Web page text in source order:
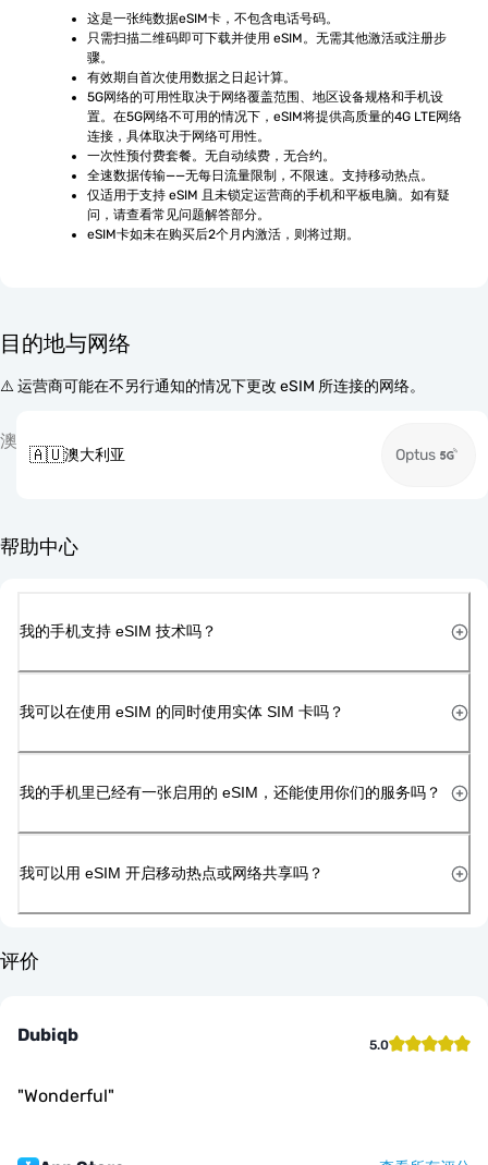
这是一张纯数据eSIM卡，不包含电话号码。
只需扫描二维码即可下载并使用 eSIM。无需其他激活或注册步
骤。
有效期自首次使用数据之日起计算。
5G网络的可用性取决于网络覆盖范围、地区设备规格和手机设
置。在5G网络不可用的情况下，eSIM将提供高质量的4G LTE网络
连接，具体取决于网络可用性。
一次性预付费套餐。无自动续费，无合约。
全速数据传输——无每日流量限制，不限速。支持移动热点。
仅适用于支持 eSIM 且未锁定运营商的手机和平板电脑。如有疑
问，请查看常见问题解答部分。
eSIM卡如未在购买后2个月内激活，则将过期。
目的地与网络
⚠️ 运营商可能在不另行通知的情况下更改 eSIM 所连接的网络。
澳
🇦🇺澳大利亚 Optus
帮助中心
我的手机支持 eSIM 技术吗？
我可以在使用 eSIM 的同时使用实体 SIM 卡吗？
我的手机里已经有一张启用的 eSIM，还能使用你们的服务吗？
我可以用 eSIM 开启移动热点或网络共享吗？
评价
Dubiqb 5.0
"Wonderful"